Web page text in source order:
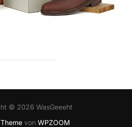
© 2026 WasGeeeht
von WPZOOM